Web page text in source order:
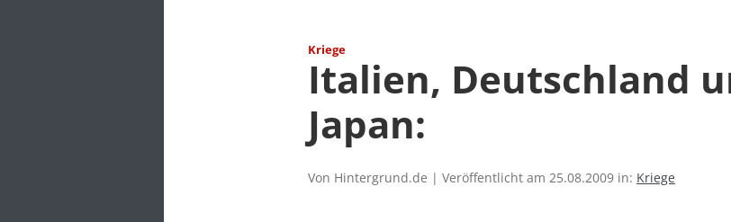
Kriege
Italien, Deutschland
Japan:
Von Hintergrund.de | Veröffentlicht am 25.08.2009 in: Kriege